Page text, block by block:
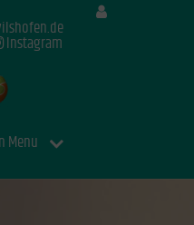
Instagram
Menu